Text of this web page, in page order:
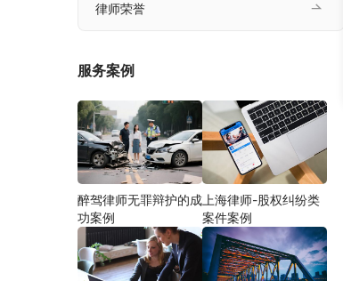
律师荣誉
服务案例
醉驾律师无罪辩护的成
功案例
上海律师-股权纠纷类
案件案例